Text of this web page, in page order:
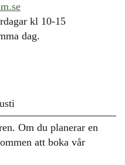
kl 10-15
dag.
Om du planerar en
att boka vår